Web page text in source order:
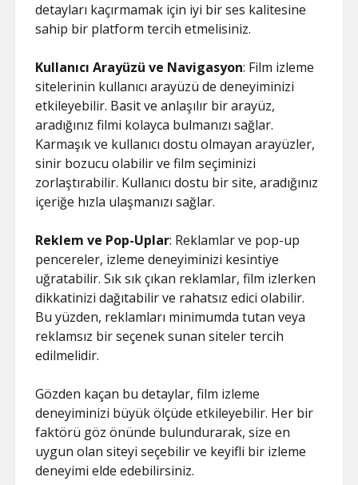
detayları kaçırmamak için iyi bir ses kalitesine
sahip bir platform tercih etmelisiniz.
Kullanıcı Arayüzü ve Navigasyon: Film izleme
sitelerinin kullanıcı arayüzü de deneyiminizi
etkileyebilir. Basit ve anlaşılır bir arayüz,
aradığınız filmi kolayca bulmanızı sağlar.
Karmaşık ve kullanıcı dostu olmayan arayüzler,
sinir bozucu olabilir ve film seçiminizi
zorlaştırabilir. Kullanıcı dostu bir site, aradığınız
içeriğe hızla ulaşmanızı sağlar.
Reklem ve Pop-Uplar: Reklamlar ve pop-up
pencereler, izleme deneyiminizi kesintiye
uğratabilir. Sık sık çıkan reklamlar, film izlerken
dikkatinizi dağıtabilir ve rahatsız edici olabilir.
Bu yüzden, reklamları minimumda tutan veya
reklamsız bir seçenek sunan siteler tercih
edilmelidir.
Gözden kaçan bu detaylar, film izleme
deneyiminizi büyük ölçüde etkileyebilir. Her bir
faktörü göz önünde bulundurarak, size en
uygun olan siteyi seçebilir ve keyifli bir izleme
deneyimi elde edebilirsiniz.